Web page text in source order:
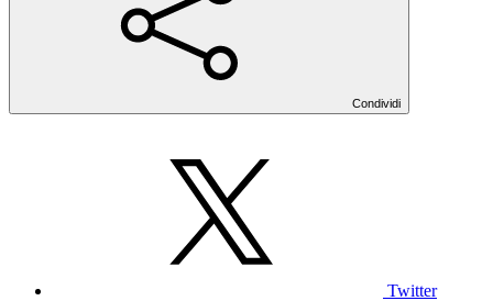
Condividi
Twitter